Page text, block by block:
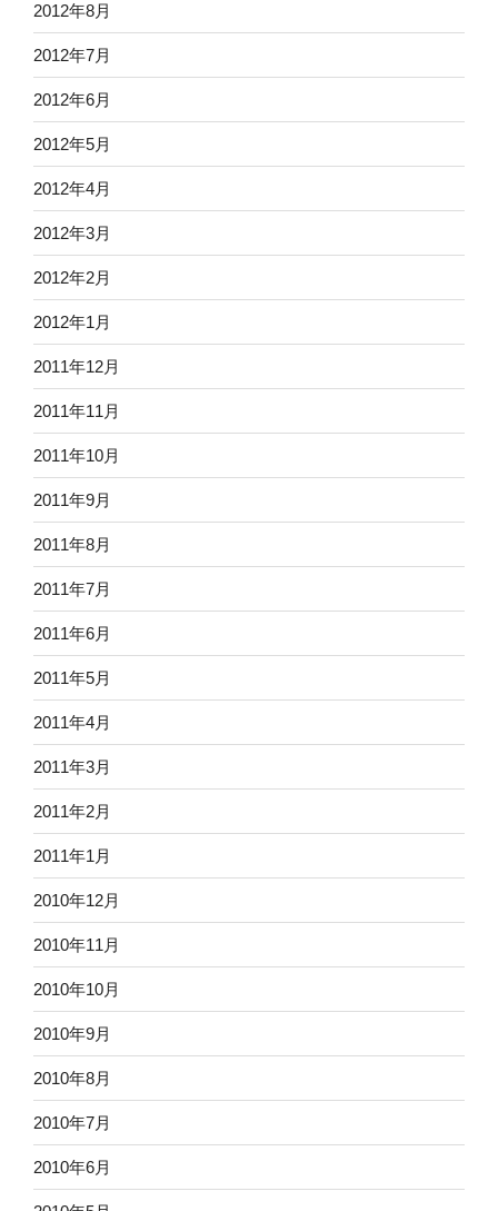
2012年8月
2012年7月
2012年6月
2012年5月
2012年4月
2012年3月
2012年2月
2012年1月
2011年12月
2011年11月
2011年10月
2011年9月
2011年8月
2011年7月
2011年6月
2011年5月
2011年4月
2011年3月
2011年2月
2011年1月
2010年12月
2010年11月
2010年10月
2010年9月
2010年8月
2010年7月
2010年6月